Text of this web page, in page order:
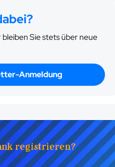
Sie stets über neue
Anmeldung
registrieren?